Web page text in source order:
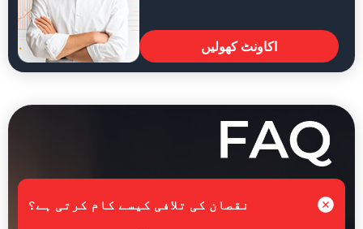
اکاونٹ کھولیں
نقصان کی تلافی کیسے کام کرتی ہے؟